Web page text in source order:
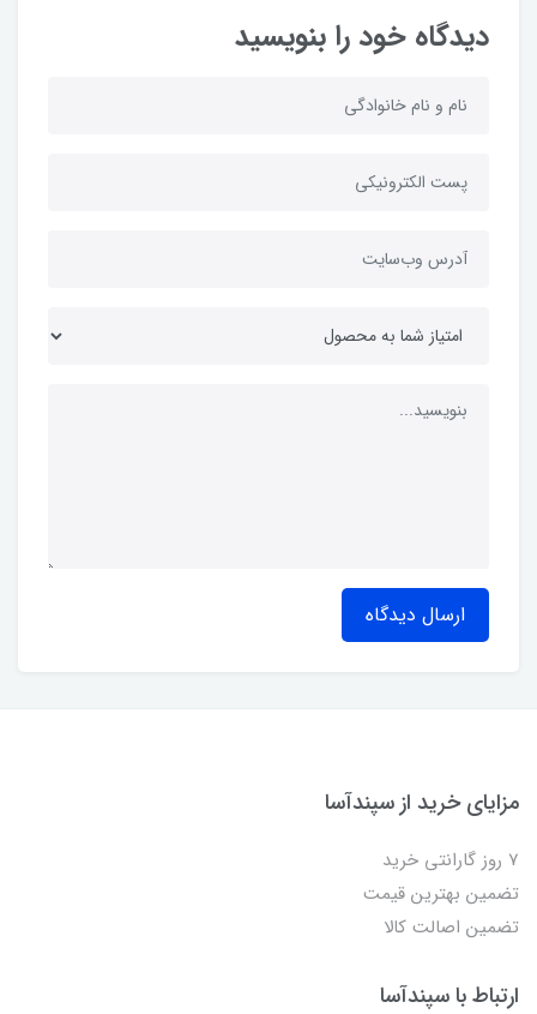
دیدگاه خود را بنویسید
ارسال دیدگاه
مزایای خرید از سپندآسا
7 روز گارانتی خرید
تضمین بهترین قیمت
تضمین اصالت کالا
ارتباط با سپندآسا